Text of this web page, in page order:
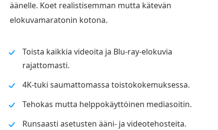
äänelle. Koet realistisemman mutta kätevän
elokuvamaratonin kotona.
Toista kaikkia videoita ja Blu-ray-elokuvia
rajattomasti.
4K-tuki saumattomassa toistokokemuksessa.
Tehokas mutta helppokäyttöinen mediasoitin.
Runsaasti asetusten ääni- ja videotehosteita.